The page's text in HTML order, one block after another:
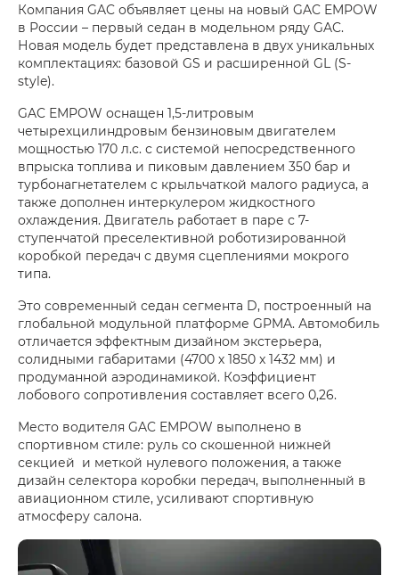
Компания GAC объявляет цены на новый GAC EMPOW
в России – первый седан в модельном ряду GAC.
Новая модель будет представлена в двух уникальных
комплектациях: базовой GS и расширенной GL (S-
style).
GAC EMPOW оснащен 1,5-литровым
четырехцилиндровым бензиновым двигателем
мощностью 170 л.с. с системой непосредственного
впрыска топлива и пиковым давлением 350 бар и
турбонагнетателем с крыльчаткой малого радиуса, а
также дополнен интеркулером жидкостного
охлаждения. Двигатель работает в паре с 7-
ступенчатой преселективной роботизированной
коробкой передач с двумя сцеплениями мокрого
типа.
Это современный седан сегмента D, построенный на
глобальной модульной платформе GPMA. Автомобиль
отличается эффектным дизайном экстерьера,
солидными габаритами (4700 х 1850 x 1432 мм) и
продуманной аэродинамикой. Коэффициент
лобового сопротивления составляет всего 0,26.
Место водителя GAC EMPOW выполнено в
спортивном стиле: руль со скошенной нижней
секцией и меткой нулевого положения, а также
дизайн селектора коробки передач, выполненный в
авиационном стиле, усиливают спортивную
атмосферу салона.